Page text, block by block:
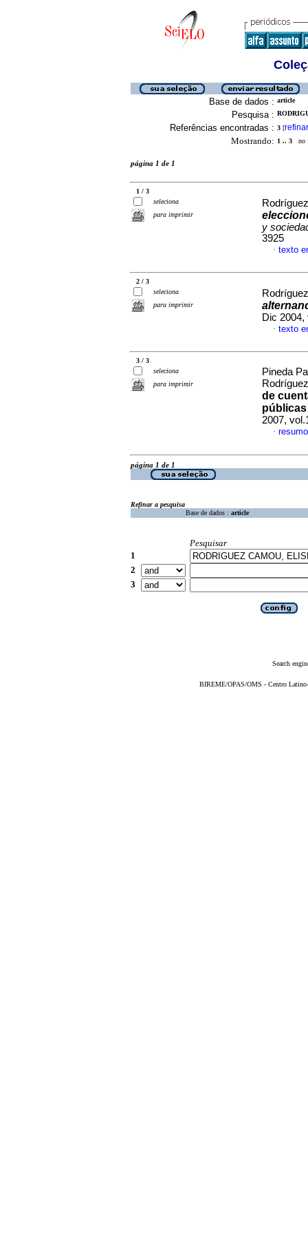
Base de dados : article
Pesquisa :
Referências encontradas : 3 [refinar
Mostrando: 1 .. 3 no
página 1 de 1
1 / 3
seleciona
para imprimir
y
3925
· texto
2 / 3
seleciona
para imprimir
Dic 2004,
· texto
3 / 3
seleciona
para imprimir
Pineda
de
2007,
·
página 1 de 1
Refinar a pesquisa
Base de dados : article
Pesquisar
1
2
3
Search
BIREME/OPAS/OMS - Centro Latino-